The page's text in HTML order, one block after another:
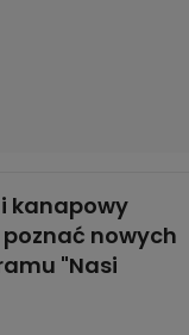
kanapowy
nowych
"Nasi